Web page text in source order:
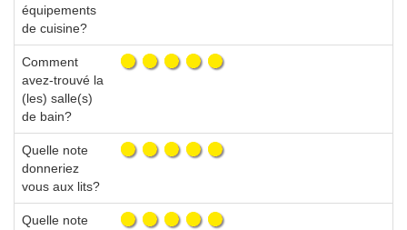
équipements
de cuisine?
Comment
avez-trouvé la
(les) salle(s)
de bain?
Quelle note
donneriez
vous aux lits?
Quelle note